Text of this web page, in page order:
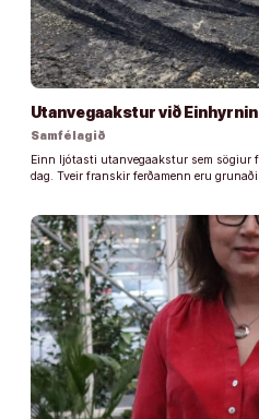
Utanvegaakstur við
Samfélagið
Einn ljótasti utanvegaakstur sem sögiur
dag. Tveir franskir ferðamenn eru